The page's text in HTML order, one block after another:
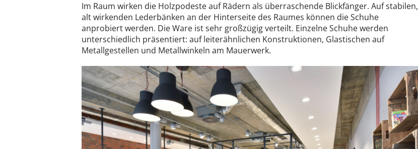
Im Raum wirken die Holzpodeste auf Rädern als überraschende Blickfänger. Auf stabilen,
alt wirkenden Lederbänken an der Hinterseite des Raumes können die Schuhe
anprobiert werden. Die Ware ist sehr großzügig verteilt. Einzelne Schuhe werden
unterschiedlich präsentiert: auf leiterähnlichen Konstruktionen, Glastischen auf
Metallgestellen und Metallwinkeln am Mauerwerk.